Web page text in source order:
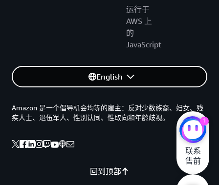
运行于
AWS 上
的
JavaScript
English
回到顶部
Amazon 是一个倡导机会均等的雇主：反对少数族裔、妇女、残
疾人士、退伍军人、性别认同、性取向和年龄歧视。
1
联系
售前